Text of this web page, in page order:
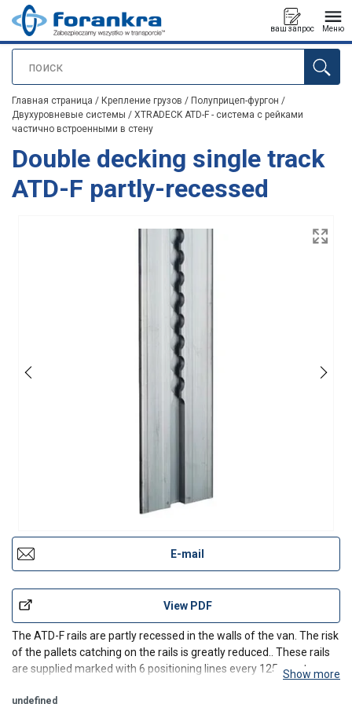
поиск
ваш запрос Меню
Продукт добавлен в ваш запрос
Главная страница / Крепление грузов / Полуприцеп-фургон /
Двухуровневые системы / XTRADECK ATD-F - система с рейками
частично встроенными в стену
Double decking single track
ATD-F partly-recessed
E-mail
View PDF
The ATD-F rails are partly recessed in the walls of the van. The risk
of the pallets catching on the rails is greatly reduced.. These rails
are supplied marked with 6 positioning lines every 125 mm toShow more
undefined